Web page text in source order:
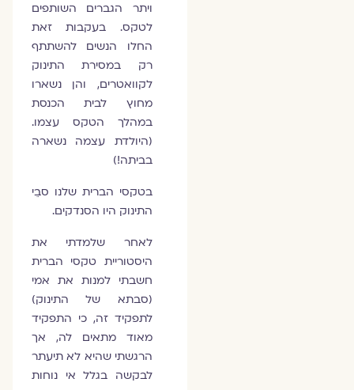
ויתר הגברים השותפים
לטקס. בעקבות זאת
החלו הנשים להשתתף
רק במסירת התינוק
לקוואטרים, והן נשארו
מחוץ לבית הכנסת
במהלך הטקס עצמו.
(היולדת עצמה נשארה
בביתה!)
בטקסי הברית שלנו סבֵי
התינוק היו הסנדקים.
לאחר שלמדתי את
היסטוריית טקסי הברית
חשבתי למנות את אמי
(סבתא של התינוק)
לתפקיד זה, כי התפקיד
מאוד מתאים לה, אך
הרגשתי שהיא לא תיעתר
לבקשה בגלל אי נוחות